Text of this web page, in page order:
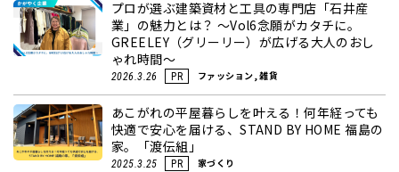
プロが選ぶ建築資材と工具の専門店「石井産
業」の魅力とは？ ～Vol6念願がカタチに。
GREELEY（グリーリー）が広げる大人のおし
ゃれ時間～
2026.3.26 PR ファッション, 雑貨
あこがれの平屋暮らしを叶える！何年経っても
快適で安心を届ける、STAND BY HOME 福島の
家。「渡伝組」
2025.3.25 PR 家づくり